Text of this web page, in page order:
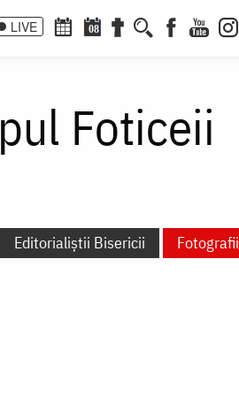
LIVE 08
Foticeii
Editorialiștii Bisericii Fotografii